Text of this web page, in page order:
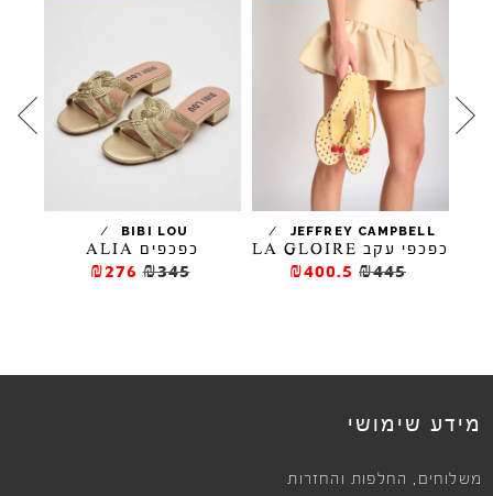
JEFFREY CAMPBELL
/
כפכפי עקב LA GLOIRE
₪445
₪400.5
BIBI LOU
/
כפכפים ALIA
₪345
₪276
מידע שימושי
משלוחים , החלפות והחזרות